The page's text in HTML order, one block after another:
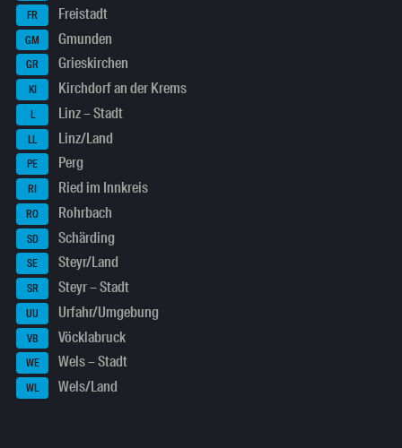
FR Freistadt
GM Gmunden
GR Grieskirchen
KI Kirchdorf an der Krems
L Linz – Stadt
LL Linz/Land
PE Perg
RI Ried im Innkreis
RO Rohrbach
SD Schärding
SE Steyr/Land
SR Steyr – Stadt
UU Urfahr/Umgebung
VB Vöcklabruck
WE Wels – Stadt
WL Wels/Land